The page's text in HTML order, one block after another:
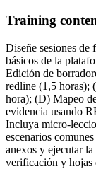
Training
Diseñe sesiones
básicos de la
Edición de
redline (1,5 horas);
hora); (D) Mapeo
evidencia usando
Incluya micro-
escenarios
anexos y ejecutar
verificación y hojas